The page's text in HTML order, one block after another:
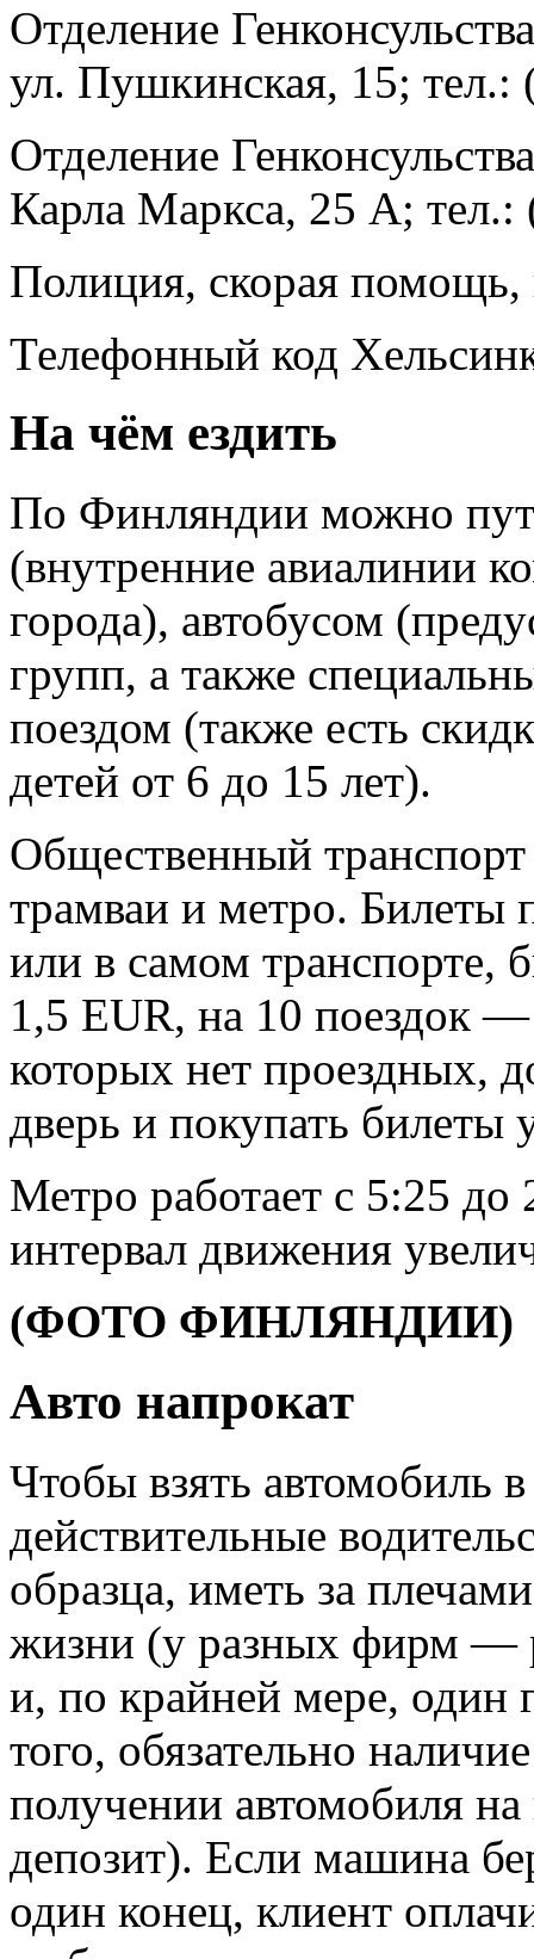
Отделение
ул. Пушкинская, 15;
Отделение
Карла Маркса, 25 А;
Полиция, скорая
Телефонный код
На чём ездить
По Финляндии можно
(внутренние авиалинии
города), автобусом
групп, а также
поездом (также есть
детей от 6 до 15 лет).
Общественный
трамваи и метро. Билеты
или в самом транспорте,
1,5 EUR, на 10 поездок
которых нет проездных,
дверь и покупать билеты
Метро работает с 5:25 до
интервал движения
(ФОТО ФИНЛЯНДИИ)
Авто напрокат
Чтобы взять автомобиль
действительные
образца, иметь за
жизни (у разных фирм —
и, по крайней мере, один
того, обязательно
получении автомобиля
депозит). Если машина
один конец, клиент